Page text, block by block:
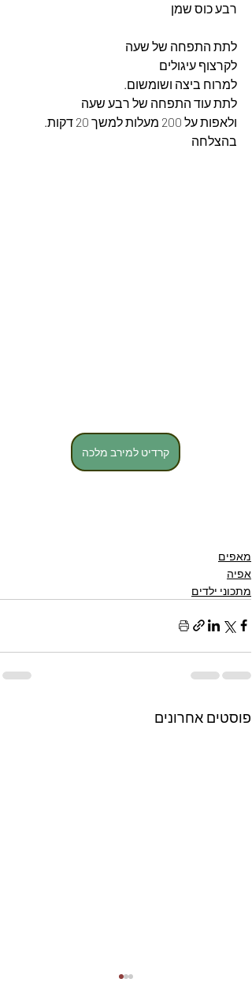
רבע כוס שמן
לתת התפחה של שעה
לקרצוף עיגולים
למרוח ביצה ושומשום.
לתת עוד התפחה של רבע שעה
ולאפות על 200 מעלות למשך 20 דקות.
בהצלחה
קרדיט למירב מלכה
מאפים
אפיה
מתכוני ילדים
פוסטים אחרונים